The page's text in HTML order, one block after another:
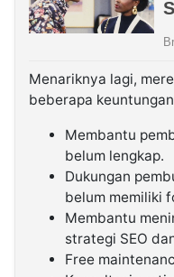
Menariknya lagi,
beberapa
Membantu
belum lengkap.
Dukungan
belum memiliki
Membantu
strategi SEO
Free